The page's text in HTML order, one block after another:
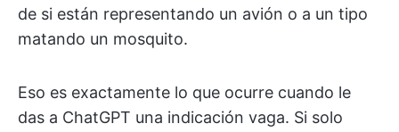
de si están representando un avión o a un tipo
matando un mosquito.
Eso es exactamente lo que ocurre cuando le
das a ChatGPT una indicación vaga. Si solo